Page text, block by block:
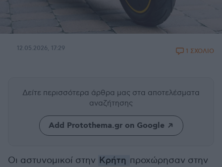
12.05.2026, 17:29 1 ΣΧΟΛΙΟ
Δείτε περισσότερα άρθρα μας στα αποτελέσματα
αναζήτησης
Add Protothema.gr on Google
Οι αστυνομικοί στην Κρήτη προχώρησαν στην